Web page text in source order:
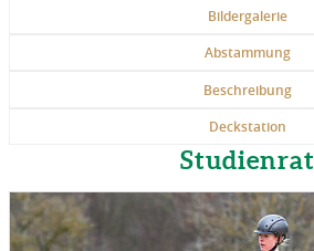
Bildergalerie
Abstammung
Beschreibung
Deckstation
Studienrat